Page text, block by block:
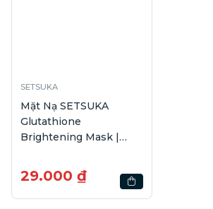
SETSUKA
Mặt Nạ SETSUKA
Glutathione
Brightening Mask |
29.000 ₫